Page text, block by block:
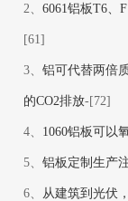
2、 6061铝板T6、
[61]
3、 铝可代替两倍
的CO2排放-[72]
4、 1060铝板可以
5、 铝板定制生产
6、 从建筑到光伏